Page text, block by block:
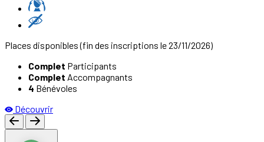
Places disponibles(fin des inscriptions le 23/11/2026)
Complet Participants
Complet Accompagnants
4 Bénévoles
Découvrir